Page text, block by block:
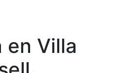
en Villa